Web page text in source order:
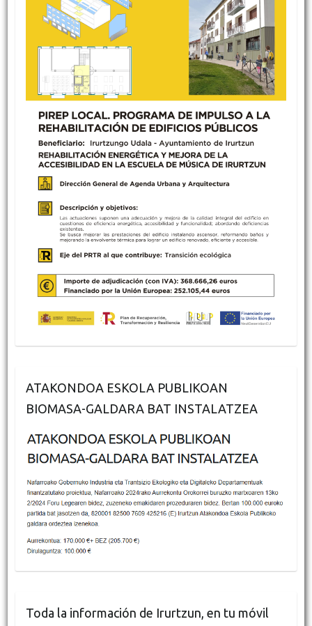
ATAKONDOA ESKOLA PUBLIKOAN
BIOMASA-GALDARA BAT INSTALATZEA
Toda la información de Irurtzun, en tu móvil